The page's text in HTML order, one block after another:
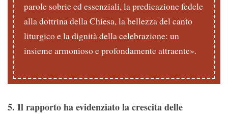
parole sobrie ed essenziali, la predicazione fedele
alla dottrina della Chiesa, la bellezza del canto
liturgico e la dignità della celebrazione: un
insieme armonioso e profondamente attraente».
5. Il rapporto ha evidenziato la crescita delle